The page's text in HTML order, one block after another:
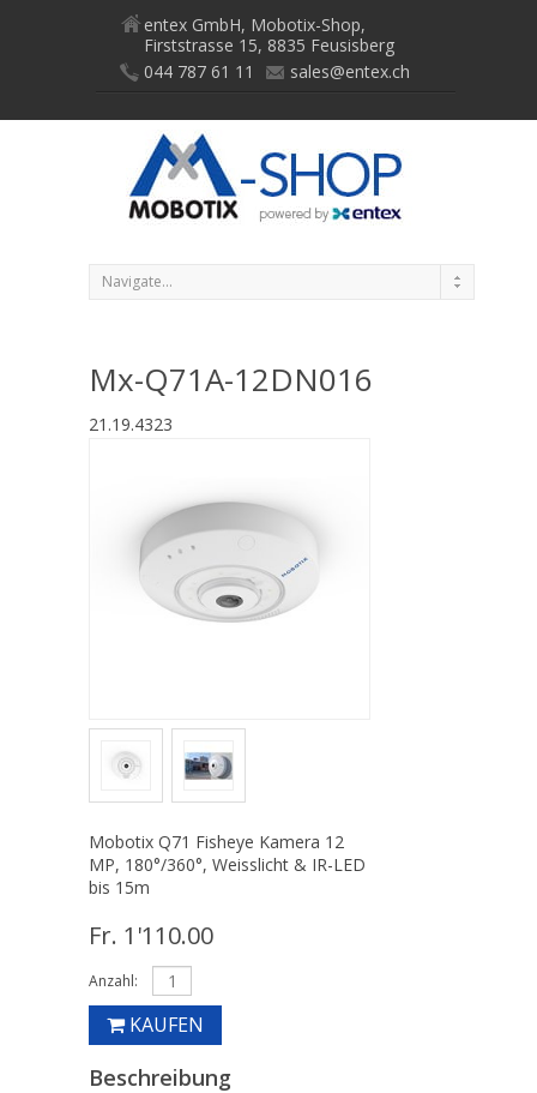
entex GmbH, Mobotix-Shop,
Firststrasse 15, 8835 Feusisberg
044 787 61 11
sales@entex.ch
Mx-Q71A-12DN016
21.19.4323
Mobotix Q71 Fisheye Kamera 12
MP, 180°/360°, Weisslicht & IR-LED
bis 15m
Fr. 1'110.00
Anzahl:
KAUFEN
Beschreibung